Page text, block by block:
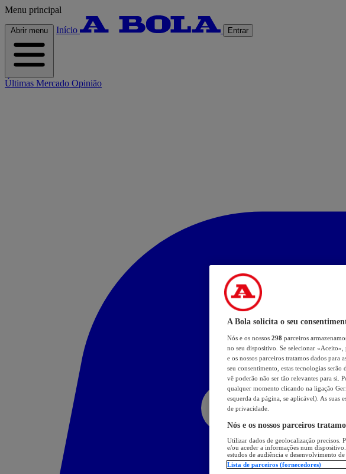
Menu principal
Abrir menu Início Entrar
Últimas Mercado Opinião
A Bola solicita o seu
Nós e os nossos 298 parceiros
no seu dispositivo. Se selecionar «Aceito»,
e os nossos parceiros tratamos dados
seu consentimento, estas tecnologias
vê poderão não ser tão relevantes para si.
qualquer momento clicando na ligação
esquerda da página, se aplicável). As suas
de privacidade.
Nós e os nossos parceiros
Utilizar dados de geolocalização precisos.
e/ou aceder a informações num
estudos de audiência e desenvolvimento de
Lista de parceiros (fornecedores)